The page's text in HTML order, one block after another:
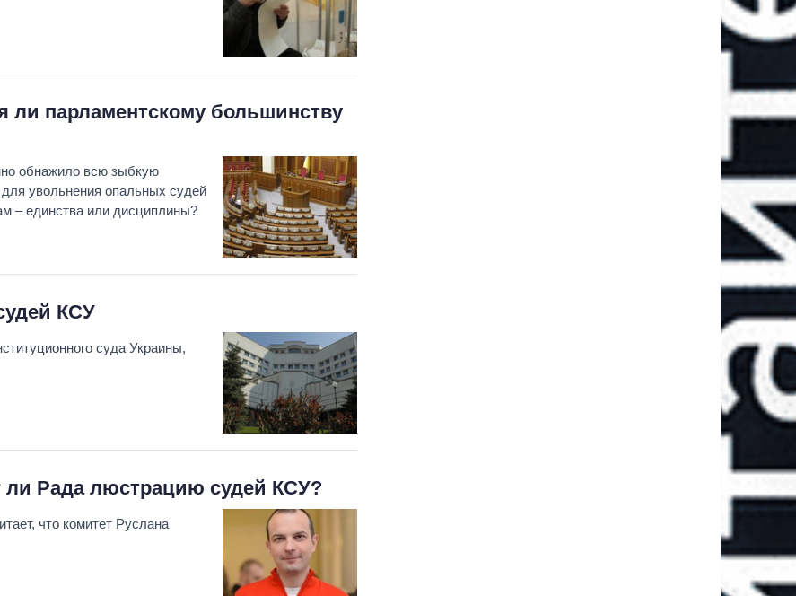
ли парламентскому большинству
обнажило всю зыбкую
увольнения опальных судей
– единства или дисциплины?
КСУ
суда Украины,
ли Рада люстрацию судей КСУ?
что комитет Руслана